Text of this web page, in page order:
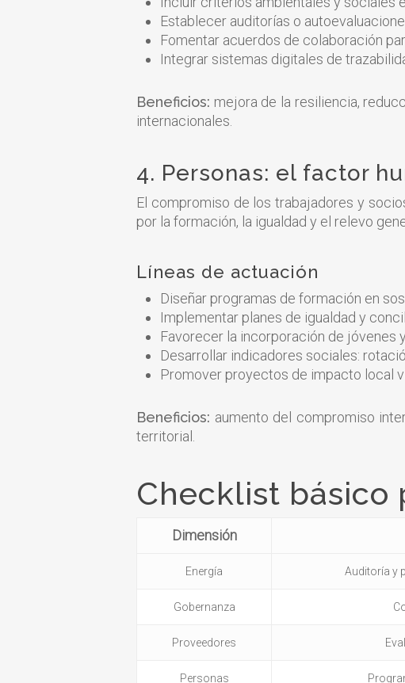
Establecer auditorías o
Fomentar acuerdos de colaboración
Integrar sistemas digitales de
Beneficios: mejora de la resiliencia,
internacionales.
4. Personas: el factor
El compromiso de los trabajadores y
por la formación, la igualdad y el relevo
Líneas de actuación
Diseñar programas de formación en
Implementar planes de igualdad y
Favorecer la incorporación de jóvenes
Desarrollar indicadores sociales:
Promover proyectos de impacto local
Beneficios: aumento del compromiso
territorial.
Checklist básico
Dimensión
Energía Auditoría y
Gobernanza
Proveedores
Personas